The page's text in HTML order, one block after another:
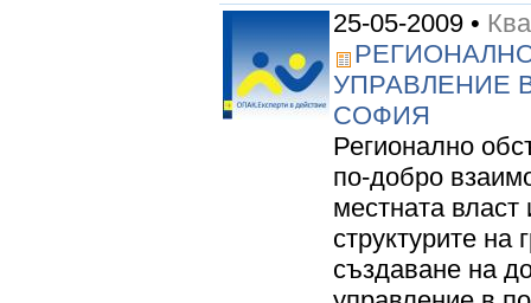
25-05-2009 •
УПРАВЛЕНИЕ
СОФИЯ
Регионално
по-добро
местната
структурите на
създаване на